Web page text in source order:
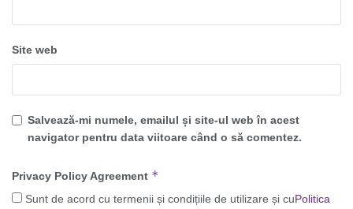
Site web
Salvează-mi numele, emailul și site-ul web în acest
navigator pentru data viitoare când o să comentez.
Privacy Policy Agreement *
Sunt de acord cu termenii și condițiile de utilizare și cuPolitica